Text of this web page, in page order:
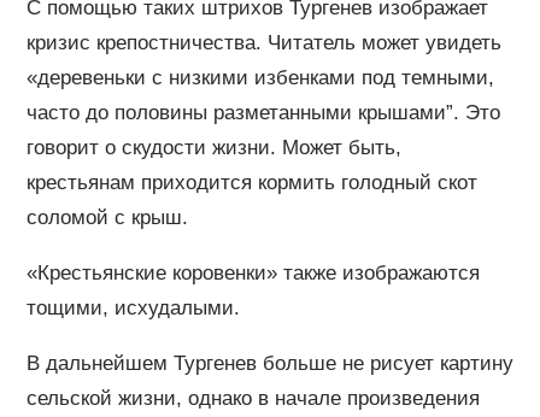
С помощью таких штрихов Тургенев изображает
кризис крепостничества. Читатель может увидеть
«деревеньки с низкими избенками под темными,
часто до половины разметанными крышами”. Это
говорит о скудости жизни. Может быть,
крестьянам приходится кормить голодный скот
соломой с крыш.
«Крестьянские коровенки» также изображаются
тощими, исхудалыми.
В дальнейшем Тургенев больше не рисует картину
сельской жизни, однако в начале произведения